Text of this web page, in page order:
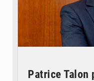
Patrice Talon